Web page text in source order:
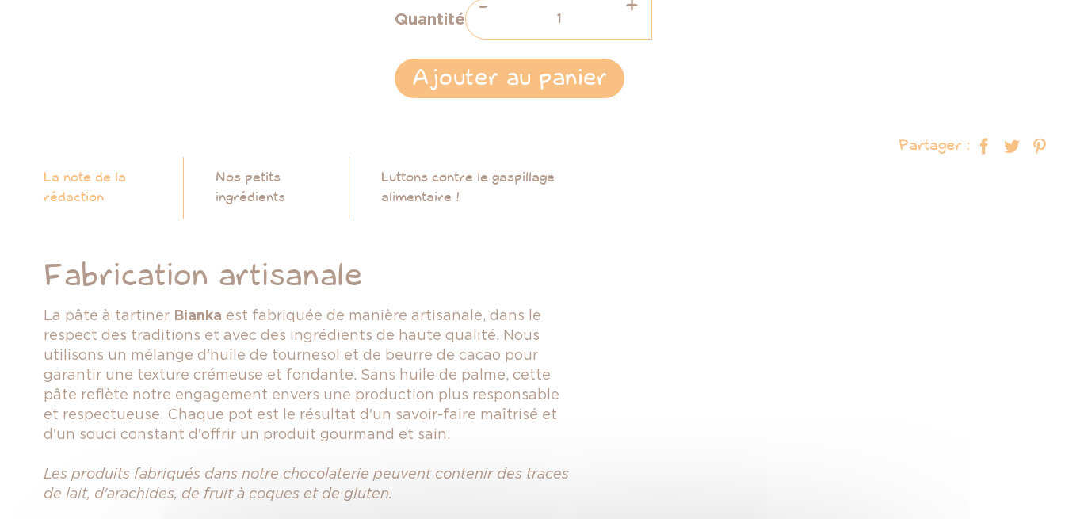
Quantité - +
Ajouter au panier
La note de la
rédaction
Nos petits
ingrédients
Luttons contre le gaspillage
alimentaire !
Fabrication artisanale
La pâte à tartiner Bianka est fabriquée de manière artisanale, dans le
respect des traditions et avec des ingrédients de haute qualité. Nous
utilisons un mélange d'huile de tournesol et de beurre de cacao pour
garantir une texture crémeuse et fondante. Sans huile de palme, cette
pâte reflète notre engagement envers une production plus responsable
et respectueuse. Chaque pot est le résultat d'un savoir-faire maîtrisé et
d'un souci constant d'offrir un produit gourmand et sain.
Les produits fabriqués dans notre chocolaterie peuvent contenir des traces
de lait, d'arachides, de fruit à coques et de gluten.
Partager :